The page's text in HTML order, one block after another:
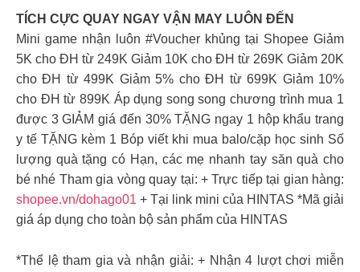
TÍCH CỰC QUAY NGAY VẬN MAY LUÔN ĐẾN
Mini game nhận luôn #Voucher khủng tại Shopee Giảm
5K cho ĐH từ 249K Giảm 10K cho ĐH từ 269K Giảm 20K
cho ĐH từ 499K Giảm 5% cho ĐH từ 699K Giảm 10%
cho ĐH từ 899K Áp dụng song song chương trình mua 1
được 3 GIẢM giá đến 30% TẶNG ngay 1 hộp khẩu trang
y tế TẶNG kèm 1 Bóp viết khi mua balo/cặp học sinh Số
lượng quà tặng có Hạn, các mẹ nhanh tay săn quà cho
bé nhé Tham gia vòng quay tại: + Trực tiếp tại gian hàng:
shopee.vn/dohago01 + Tại link mini của HINTAS *Mã giải
giá áp dụng cho toàn bộ sản phẩm của HINTAS
*Thể lệ tham gia và nhận giải: + Nhận 4 lượt chơi miễn